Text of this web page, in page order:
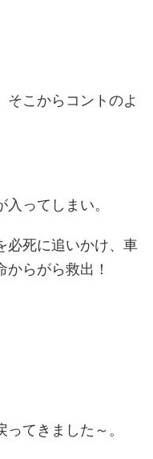
そこからコントのよ
ってしまい。
必死に追いかけ、車
らがら救出！
ってきました～。